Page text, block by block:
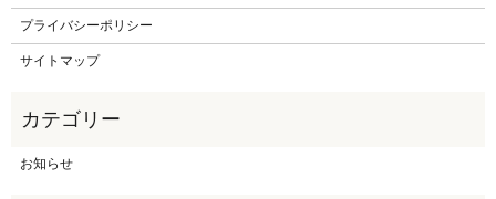
プライバシーポリシー
サイトマップ
お知らせ